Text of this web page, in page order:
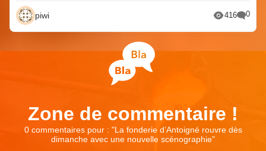
piwi 416 0
Zone de commentaire !
0 commentaires pour : "La fonderie d’Antoigné rouvre dès
dimanche avec une nouvelle scénographie"